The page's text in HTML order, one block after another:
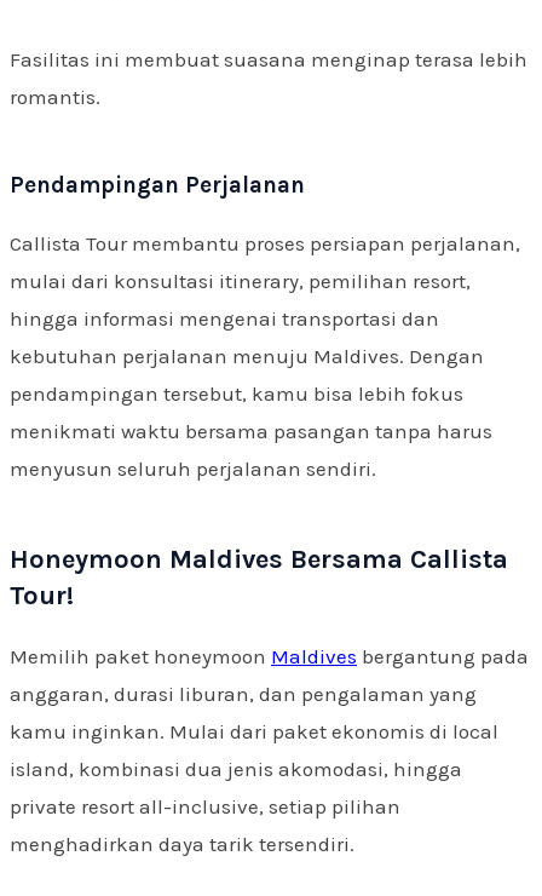
Fasilitas ini membuat suasana menginap terasa lebih
romantis.
Pendampingan Perjalanan
Callista Tour membantu proses persiapan perjalanan,
mulai dari konsultasi itinerary, pemilihan resort,
hingga informasi mengenai transportasi dan
kebutuhan perjalanan menuju Maldives. Dengan
pendampingan tersebut, kamu bisa lebih fokus
menikmati waktu bersama pasangan tanpa harus
menyusun seluruh perjalanan sendiri.
Honeymoon Maldives Bersama Callista
Tour!
Memilih paket honeymoon Maldives bergantung pada
anggaran, durasi liburan, dan pengalaman yang
kamu inginkan. Mulai dari paket ekonomis di local
island, kombinasi dua jenis akomodasi, hingga
private resort all-inclusive, setiap pilihan
menghadirkan daya tarik tersendiri.